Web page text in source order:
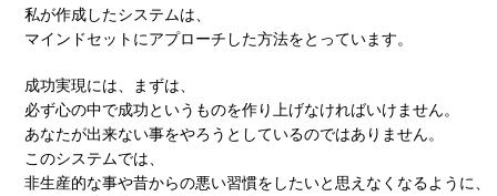
私が作成したシステムは、
マインドセットにアプローチした方法をとっています。
成功実現には、まずは、
必ず心の中で成功というものを作り上げなければいけません。
あなたが出来ない事をやろうとしているのではありません。
このシステムでは、
非生産的な事や昔からの悪い習慣をしたいと思えなくなるように、